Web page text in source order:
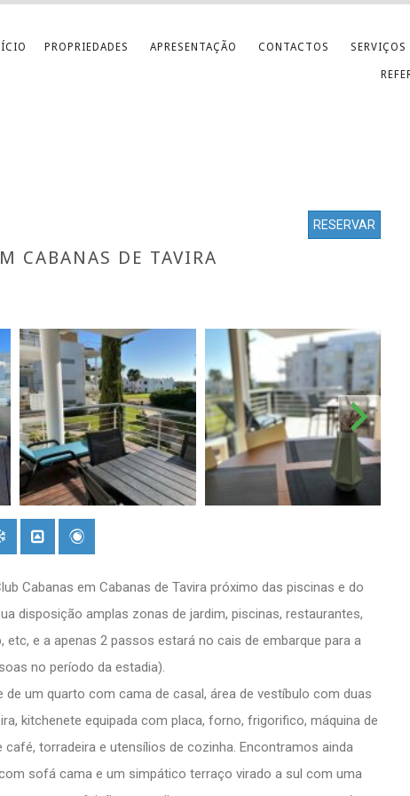
PROPRIEDADES APRESENTAÇÃO CONTACTOS SERVIÇOS
RESERVAR
CABANAS DE TAVIRA
Cabanas em Cabanas de Tavira próximo das piscinas e do
disposição amplas zonas de jardim, piscinas, restaurantes,
e a apenas 2 passos estará no cais de embarque para a
no período da estadia).
um quarto com cama de casal, área de vestíbulo com duas
kitchenete equipada com placa, forno, frigorifico, máquina de
torradeira e utensílios de cozinha. Encontramos ainda
sofá cama e um simpático terraço virado a sul com uma